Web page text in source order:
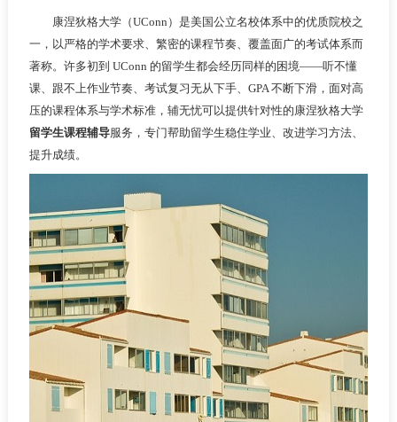
康涅狄格大学（UConn）是美国公立名校体系中的优质院校之
一，以严格的学术要求、繁密的课程节奏、覆盖面广的考试体系而
著称。许多初到 UConn 的留学生都会经历同样的困境——听不懂
课、跟不上作业节奏、考试复习无从下手、GPA 不断下滑，面对高
压的课程体系与学术标准，辅无忧可以提供针对性的康涅狄格大学
留学生课程辅导服务，专门帮助留学生稳住学业、改进学习方法、
提升成绩。